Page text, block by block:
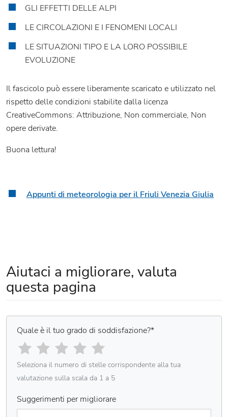
GLI EFFETTI DELLE ALPI
LE CIRCOLAZIONI E I FENOMENI LOCALI
LE SITUAZIONI TIPO E LA LORO POSSIBILE
EVOLUZIONE
Il fascicolo può essere liberamente scaricato e utilizzato nel
rispetto delle condizioni stabilite dalla licenza
CreativeCommons: Attribuzione, Non commerciale, Non
opere derivate.
Buona lettura!
Appunti di meteorologia per il Friuli Venezia Giulia
Aiutaci a migliorare, valuta
questa pagina
Quale è il tuo grado di soddisfazione?*
Seleziona il numero di stelle corrispondente alla tua
valutazione sulla scala da 1 a 5
Suggerimenti per migliorare